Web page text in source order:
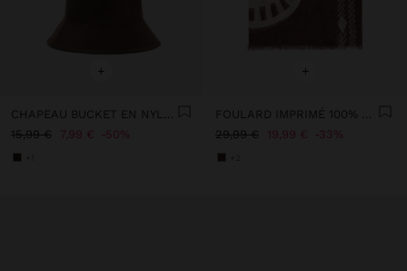
+
15,99 €
7,99 € 50%
+
29,99 €
19,99 € 33%